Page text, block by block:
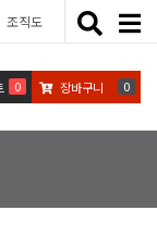
조직도
Toggle
0 장바구니 0